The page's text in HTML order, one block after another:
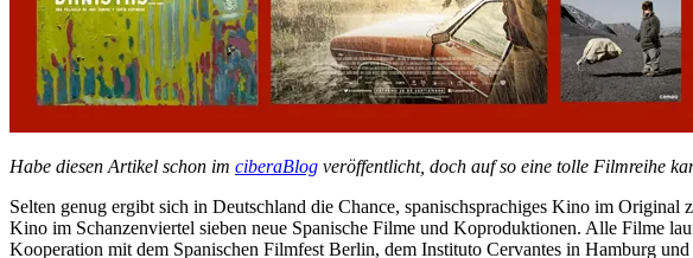
Habe diesen Artikel schon im ciberaBlog veröffentlicht, doch auf so eine tolle Filmreihe
Selten genug ergibt sich in Deutschland die Chance, spanischsprachiges Kino im
Kino im Schanzenviertel sieben neue Spanische Filme und Koproduktionen. Alle Filme
Kooperation mit dem Spanischen Filmfest Berlin, dem Instituto Cervantes in Hamburg